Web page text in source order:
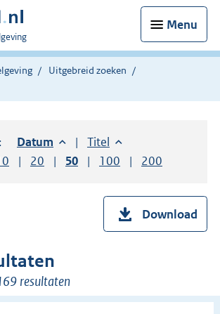
Menu
Uitgebreid zoeken
Sorteer op:
Datum aflopendSorteer op:
Titel oplopend
resultaten per pagina
Toon
20 resultaten per pagina
Toon
50 resultaten per pagina
Toon
100 resultaten per
Toon
200
Download
resultaten